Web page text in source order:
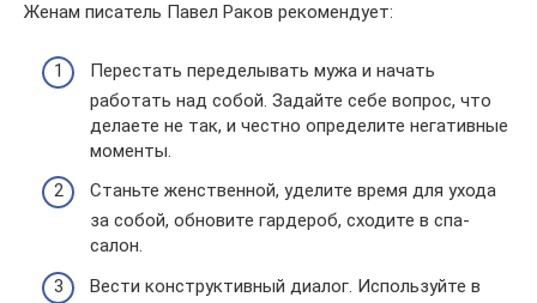
Женам писатель Павел Раков рекомендует:
Перестать переделывать мужа и начать
работать над собой. Задайте себе вопрос, что
делаете не так, и честно определите негативные
моменты.
Станьте женственной, уделите время для ухода
за собой, обновите гардероб, сходите в спа-
салон.
Вести конструктивный диалог. Используйте в